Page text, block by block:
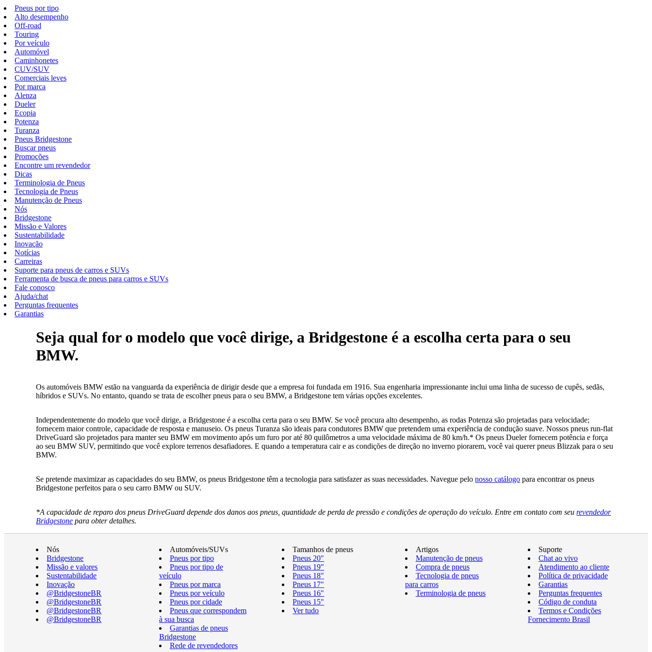
Pneus por tipo
Alto desempenho
Off-road
Touring
Por veículo
Automóvel
Caminhonetes
CUV/SUV
Comerciais leves
Por marca
Alenza
Dueler
Ecopia
Potenza
Turanza
Pneus Bridgestone
Buscar pneus
Promoções
Encontre um revendedor
Dicas
Terminologia de Pneus
Tecnologia de Pneus
Manutenção de Pneus
Nós
Bridgestone
Missão e Valores
Sustentabilidade
Inovação
Notícias
Carreiras
Suporte para pneus de carros e SUVs
Ferramenta de busca de pneus para carros e SUVs
Fale conosco
Ajuda/chat
Perguntas frequentes
Garantias
Seja qual for o modelo que você dirige, a Bridgestone é a escolha certa para o seu
BMW.
Os automóveis BMW estão na vanguarda da experiência de dirigir desde que a empresa foi fundada em 1916. Sua engenharia impressionante inclui uma linha de sucesso de cupês, sedãs,
híbridos e SUVs. No entanto, quando se trata de escolher pneus para o seu BMW, a Bridgestone tem várias opções excelentes.
Independentemente do modelo que você dirige, a Bridgestone é a escolha certa para o seu BMW. Se você procura alto desempenho, as rodas Potenza são projetadas para velocidade;
fornecem maior controle, capacidade de resposta e manuseio. Os pneus Turanza são ideais para condutores BMW que pretendem uma experiência de condução suave. Nossos pneus run-flat
DriveGuard são projetados para manter seu BMW em movimento após um furo por até 80 quilômetros a uma velocidade máxima de 80 km/h.* Os pneus Dueler fornecem potência e força
ao seu BMW SUV, permitindo que você explore terrenos desafiadores. E quando a temperatura cair e as condições de direção no inverno piorarem, você vai querer pneus Blizzak para o seu
BMW.
Se pretende maximizar as capacidades do seu BMW, os pneus Bridgestone têm a tecnologia para satisfazer as suas necessidades. Navegue pelonosso catálogo para encontrar os pneus
Bridgestone perfeitos para o seu carro BMW ou SUV.
*A capacidade de reparo dos pneus DriveGuard depende dos danos aos pneus, quantidade de perda de pressão e condições de operação do veículo. Entre em contato com seurevendedor
Bridgestone para obter detalhes.
Nós
Bridgestone
Missão e valores
Sustentabilidade
Inovação
@BridgestoneBR
@BridgestoneBR
@BridgestoneBR
@BridgestoneBR
Automóveis/SUVs
Pneus por tipo
Pneus por tipo de
veículo
Pneus por marca
Pneus por veículo
Pneus por cidade
Pneus que correspondem
à sua busca
Garantias de pneus
Bridgestone
Rede de revendedores
Tamanhos de pneus
Pneus 20"
Pneus 19"
Pneus 18"
Pneus 17"
Pneus 16"
Pneus 15"
Ver tudo
Artigos
Manutenção de pneus
Compra de pneus
Tecnologia de pneus
para carros
Terminologia de pneus
Suporte
Chat ao vivo
Atendimento ao cliente
Política de privacidade
Garantias
Perguntas frequentes
Código de conduta
Termos e Condições
Fornecimento Brasil